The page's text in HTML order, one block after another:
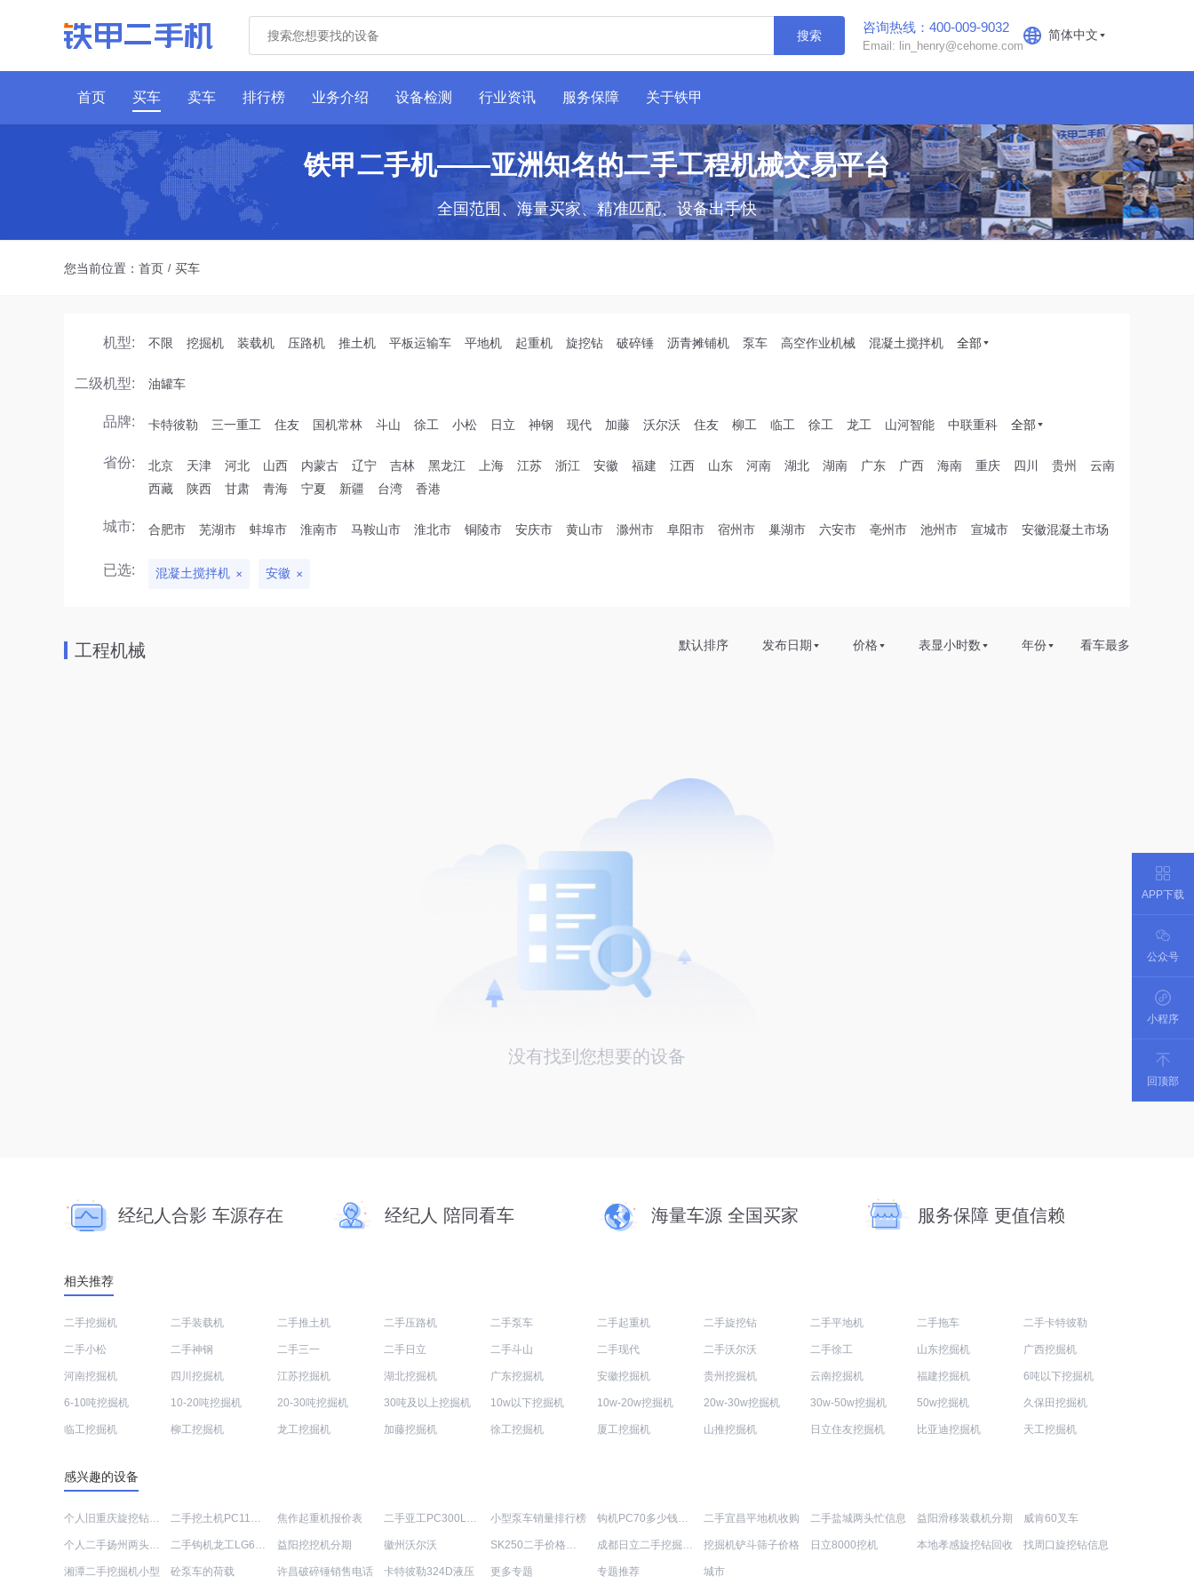
搜索
咨询热线：400-009-9032
Email: lin_henry@cehome.com
简体中文
首页 买车 卖车 排行榜 业务介绍 设备检测 行业资讯 服务保障 关于铁甲
铁甲二手机——亚洲知名的二手工程机械交易平台
全国范围、海量买家、精准匹配、设备出手快
您当前位置： 首页 / 买车
机型: 不限 挖掘机 装载机 压路机 推土机 平板运输车 平地机 起重机 旋挖钻 破碎锤 沥青摊铺机 泵车 高空作业机械 混凝土搅拌机 全部
二级机型: 油罐车
品牌: 卡特彼勒 三一重工 住友 国机常林 斗山 徐工 小松 日立 神钢 现代 加藤 沃尔沃 住友 柳工 临工 徐工 龙工 山河智能 中联重科 全部
省份: 北京 天津 河北 山西 内蒙古 辽宁 吉林 黑龙江 上海 江苏 浙江 安徽 福建 江西 山东 河南 湖北 湖南 广东 广西 海南 重庆 四川 贵州
云南
西藏
陕西 甘肃 青海 宁夏 新疆 台湾 香港
城市: 合肥市 芜湖市 蚌埠市 淮南市 马鞍山市 淮北市 铜陵市 安庆市 黄山市 滁州市 阜阳市 宿州市 巢湖市 六安市 亳州市 池州市 宣城市 安徽混凝土市场
已选: 混凝土搅拌机 安徽
工程机械 默认排序 发布日期 价格 表显小时数 年份 看车最多
没有找到您想要的设备
经纪人合影 车源存在 经纪人 陪同看车 海量车源 全国买家 服务保障 更值信赖
相关推荐
二手挖掘机 二手装载机 二手推土机 二手压路机 二手泵车 二手起重机 二手旋挖钻 二手平地机 二手拖车 二手卡特彼勒
二手小松 二手神钢 二手三一 二手日立 二手斗山 二手现代 二手沃尔沃 二手徐工 山东挖掘机 广西挖掘机
河南挖掘机 四川挖掘机 江苏挖掘机 湖北挖掘机 广东挖掘机 安徽挖掘机 贵州挖掘机 云南挖掘机 福建挖掘机 6吨以下挖掘机
6-10吨挖掘机 10-20吨挖掘机 20-30吨挖掘机 30吨及以上挖掘机 10w以下挖掘机 10w-20w挖掘机 20w-30w挖掘机 30w-50w挖掘机 50w挖掘机 久保田挖掘机
临工挖掘机 柳工挖掘机 龙工挖掘机 加藤挖掘机 徐工挖掘机 厦工挖掘机 山推挖掘机 日立住友挖掘机 比亚迪挖掘机 天工挖掘机
感兴趣的设备
个人旧重庆旋挖钻分期 二手挖土机PC110价格 焦作起重机报价表 二手亚工PC300LC-6加长臂拆除臂 小型泵车销量排行榜 钩机PC70多少钱一台 二手宜昌平地机收购 二手盐城两头忙信息 益阳滑移装载机分期 威肯60叉车
个人二手扬州两头忙转让信息 二手钩机龙工LG6060多少钱转让 益阳挖挖机分期 徽州沃尔沃 SK250二手价格大全 成都日立二手挖掘机转让 挖掘机铲斗筛子价格 日立8000挖机 本地孝感旋挖钻回收 找周口旋挖钻信息
湘潭二手挖掘机小型 砼泵车的荷载 许昌破碎锤销售电话 卡特彼勒324D液压 更多专题 专题推荐 城市
APP下载
公众号
小程序
回顶部